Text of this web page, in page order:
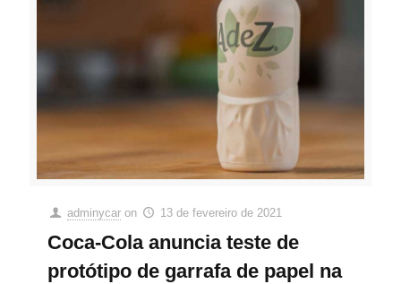
adminycar on 13 de fevereiro de 2021
Coca-Cola anuncia teste de
protótipo de garrafa de papel na